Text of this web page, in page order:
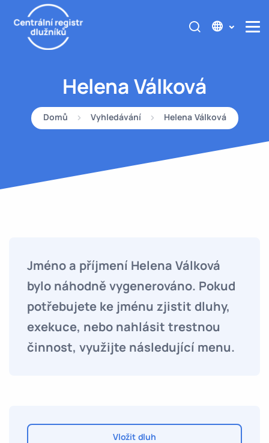
Helena Válková
Domů Vyhledávání Helena Válková
Jméno a příjmení Helena Válková
bylo náhodně vygenerováno. Pokud
potřebujete ke jménu zjistit dluhy,
exekuce, nebo nahlásit trestnou
činnost, využijte následující menu.
Vložit dluh